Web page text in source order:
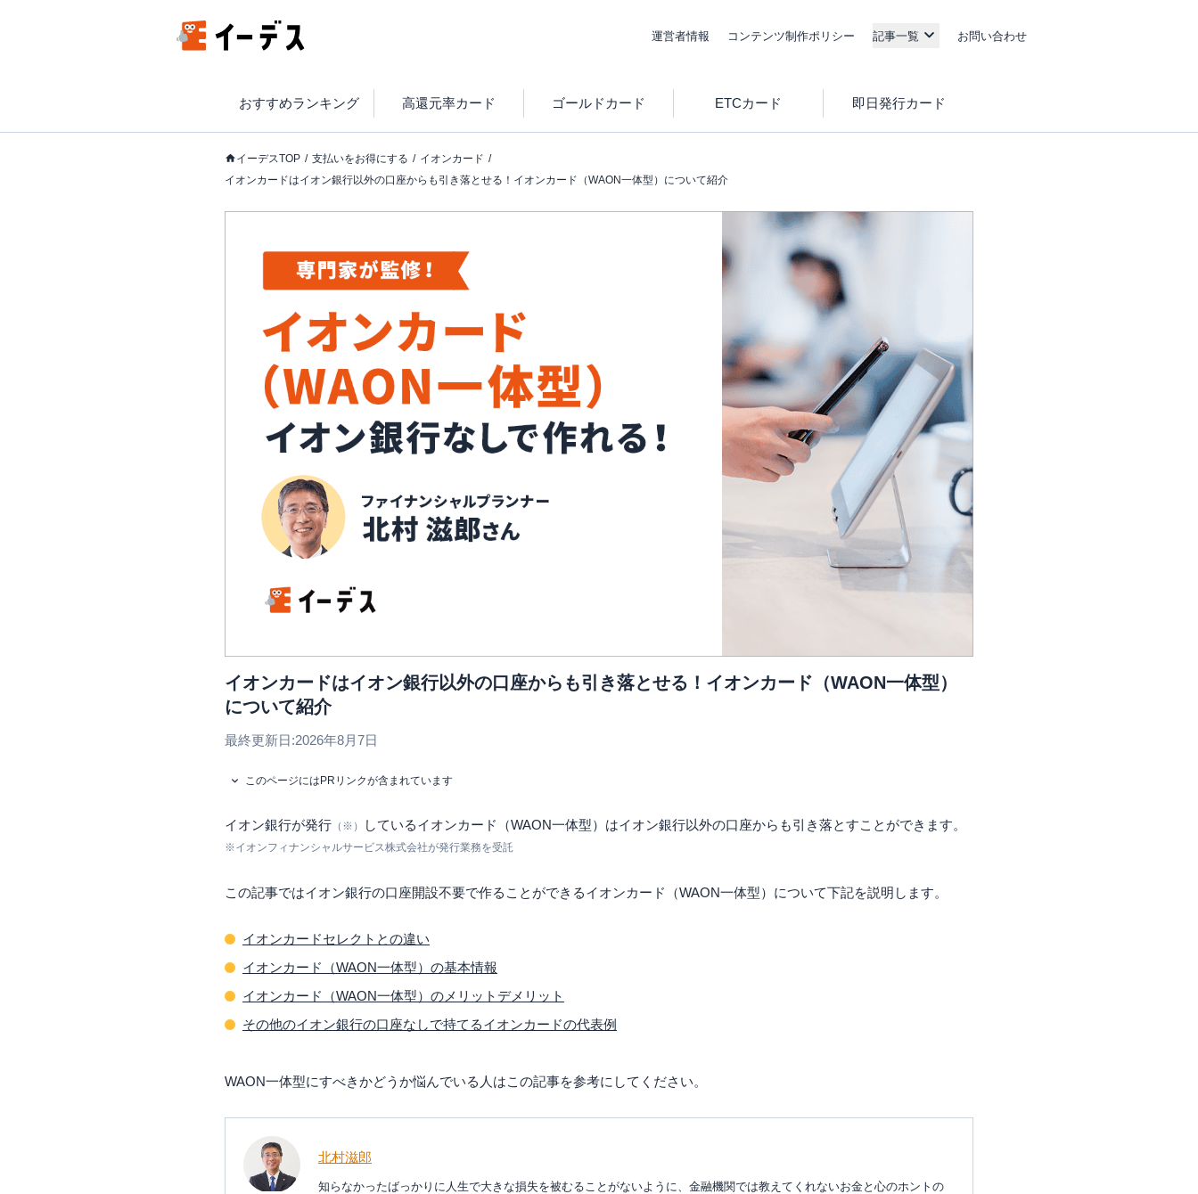
運営者情報 コンテンツ制作ポリシー 記事一覧 お問い合わせ
おすすめランキング 高還元率カード ゴールドカード ETCカード 即日発行カード
イーデスTOP 支払いをお得にする
イオンカード
イオンカードはイオン銀行以外の口座からも引き落とせる！イオンカード（WAON一体型）について紹介
イオンカードはイオン銀行以外の口座からも引き落とせる！イオンカード（WAON一体型）
について紹介
最終更新日:2026年8月7日
このページにはPRリンクが含まれています
イオン銀行が発行 （※） しているイオンカード（WAON一体型）はイオン銀行以外の口座からも引き落とすことができます。
※イオンフィナンシャルサービス株式会社が発行業務を受託
この記事ではイオン銀行の口座開設不要で作ることができるイオンカード（WAON一体型）について下記を説明します。
イオンカードセレクトとの違い
イオンカード（WAON一体型）の基本情報
イオンカード（WAON一体型）のメリットデメリット
その他のイオン銀行の口座なしで持てるイオンカードの代表例
WAON一体型にすべきかどうか悩んでいる人はこの記事を参考にしてください。
北村滋郎
知らなかったばっかりに人生で大きな損失を被むることがないように、金融機関では教えてくれないお金と心のホントの